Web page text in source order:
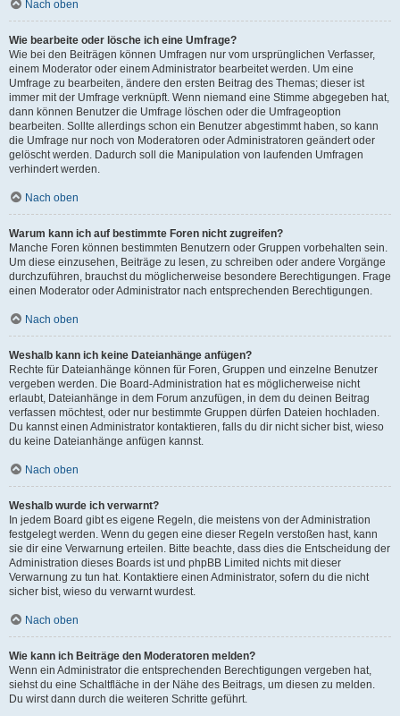
Nach oben
Wie bearbeite oder lösche ich eine Umfrage?
Wie bei den Beiträgen können Umfragen nur vom ursprünglichen Verfasser,
einem Moderator oder einem Administrator bearbeitet werden. Um eine
Umfrage zu bearbeiten, ändere den ersten Beitrag des Themas; dieser ist
immer mit der Umfrage verknüpft. Wenn niemand eine Stimme abgegeben hat,
dann können Benutzer die Umfrage löschen oder die Umfrageoption
bearbeiten. Sollte allerdings schon ein Benutzer abgestimmt haben, so kann
die Umfrage nur noch von Moderatoren oder Administratoren geändert oder
gelöscht werden. Dadurch soll die Manipulation von laufenden Umfragen
verhindert werden.
Nach oben
Warum kann ich auf bestimmte Foren nicht zugreifen?
Manche Foren können bestimmten Benutzern oder Gruppen vorbehalten sein.
Um diese einzusehen, Beiträge zu lesen, zu schreiben oder andere Vorgänge
durchzuführen, brauchst du möglicherweise besondere Berechtigungen. Frage
einen Moderator oder Administrator nach entsprechenden Berechtigungen.
Nach oben
Weshalb kann ich keine Dateianhänge anfügen?
Rechte für Dateianhänge können für Foren, Gruppen und einzelne Benutzer
vergeben werden. Die Board-Administration hat es möglicherweise nicht
erlaubt, Dateianhänge in dem Forum anzufügen, in dem du deinen Beitrag
verfassen möchtest, oder nur bestimmte Gruppen dürfen Dateien hochladen.
Du kannst einen Administrator kontaktieren, falls du dir nicht sicher bist, wieso
du keine Dateianhänge anfügen kannst.
Nach oben
Weshalb wurde ich verwarnt?
In jedem Board gibt es eigene Regeln, die meistens von der Administration
festgelegt werden. Wenn du gegen eine dieser Regeln verstoßen hast, kann
sie dir eine Verwarnung erteilen. Bitte beachte, dass dies die Entscheidung der
Administration dieses Boards ist und phpBB Limited nichts mit dieser
Verwarnung zu tun hat. Kontaktiere einen Administrator, sofern du die nicht
sicher bist, wieso du verwarnt wurdest.
Nach oben
Wie kann ich Beiträge den Moderatoren melden?
Wenn ein Administrator die entsprechenden Berechtigungen vergeben hat,
siehst du eine Schaltfläche in der Nähe des Beitrags, um diesen zu melden.
Du wirst dann durch die weiteren Schritte geführt.